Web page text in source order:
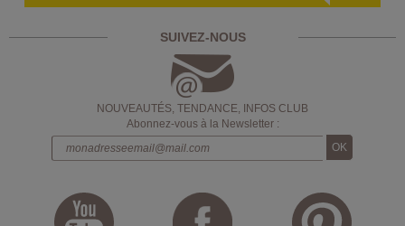
SUIVEZ-NOUS
NOUVEAUTÉS, TENDANCE, INFOS CLUB
Abonnez-vous à la Newsletter :